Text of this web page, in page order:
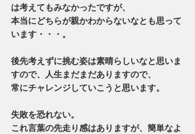
は考えてもみなかったですが、
本当にどちらが親かわからないなとも思って
います・・・。
後先考えずに挑む姿は素晴らしいなと思いま
すので、人生まだまだありますので、
常にチャレンジしていこうと思います。
失敗を恐れない。
これ言葉の先走り感はありますが、簡単なよ